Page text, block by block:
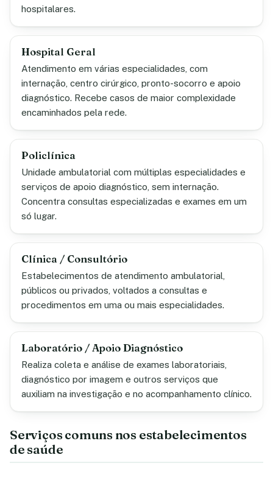
hospitalares.
Hospital Geral
Atendimento em várias especialidades, com
internação, centro cirúrgico, pronto-socorro e apoio
diagnóstico. Recebe casos de maior complexidade
encaminhados pela rede.
Policlínica
Unidade ambulatorial com múltiplas especialidades e
serviços de apoio diagnóstico, sem internação.
Concentra consultas especializadas e exames em um
só lugar.
Clínica / Consultório
Estabelecimentos de atendimento ambulatorial,
públicos ou privados, voltados a consultas e
procedimentos em uma ou mais especialidades.
Laboratório / Apoio Diagnóstico
Realiza coleta e análise de exames laboratoriais,
diagnóstico por imagem e outros serviços que
auxiliam na investigação e no acompanhamento clínico.
Serviços comuns nos estabelecimentos
de saúde